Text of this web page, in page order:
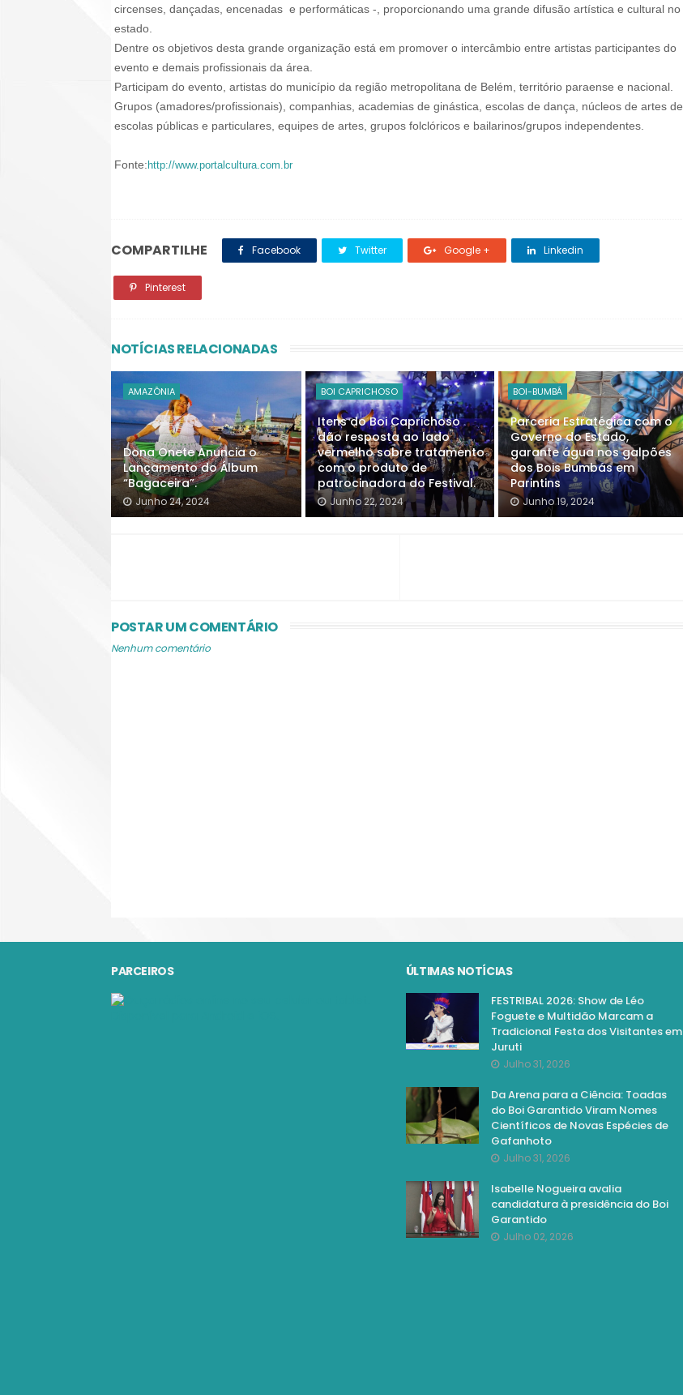
circenses, dançadas, encenadas e performáticas -, proporcionando uma grande difusão artística e cultural no
estado.
Dentre os objetivos desta grande organização está em promover o intercâmbio entre artistas participantes do
evento e demais profissionais da área.
Participam do evento, artistas do município da região metropolitana de Belém, território paraense e nacional.
Grupos (amadores/profissionais), companhias, academias de ginástica, escolas de dança, núcleos de artes de
escolas públicas e particulares, equipes de artes, grupos folclóricos e bailarinos/grupos independentes.
Fonte: http://www.portalcultura.com.br
COMPARTILHE Facebook Twitter Google + Linkedin
Pinterest
NOTÍCIAS RELACIONADAS
AMAZÔNIA
Dona Onete Anuncia o
Lançamento do Álbum
“Bagaceira”.
Junho 24, 2024
BOI CAPRICHOSO
Itens do Boi Caprichoso
dão resposta ao lado
vermelho sobre tratamento
com o produto de
patrocinadora do Festival.
Junho 22, 2024
BOI-BUMBÁ
Parceria Estratégica com o
Governo do Estado,
garante água nos galpões
dos Bois Bumbás em
Parintins
Junho 19, 2024
POSTAR UM COMENTÁRIO
Nenhum comentário
PARCEIROS ÚLTIMAS NOTÍCIAS
FESTRIBAL 2026: Show de Léo
Foguete e Multidão Marcam a
Tradicional Festa dos Visitantes em
Juruti
Julho 31, 2026
Da Arena para a Ciência: Toadas
do Boi Garantido Viram Nomes
Científicos de Novas Espécies de
Gafanhoto
Julho 31, 2026
Isabelle Nogueira avalia
candidatura à presidência do Boi
Garantido
Julho 02, 2026